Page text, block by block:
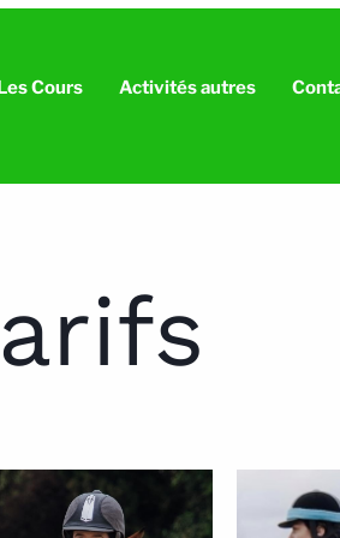
Cours Activités autres